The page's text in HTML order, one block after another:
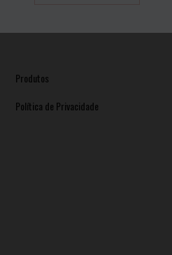
Produtos
Política de Privacidade